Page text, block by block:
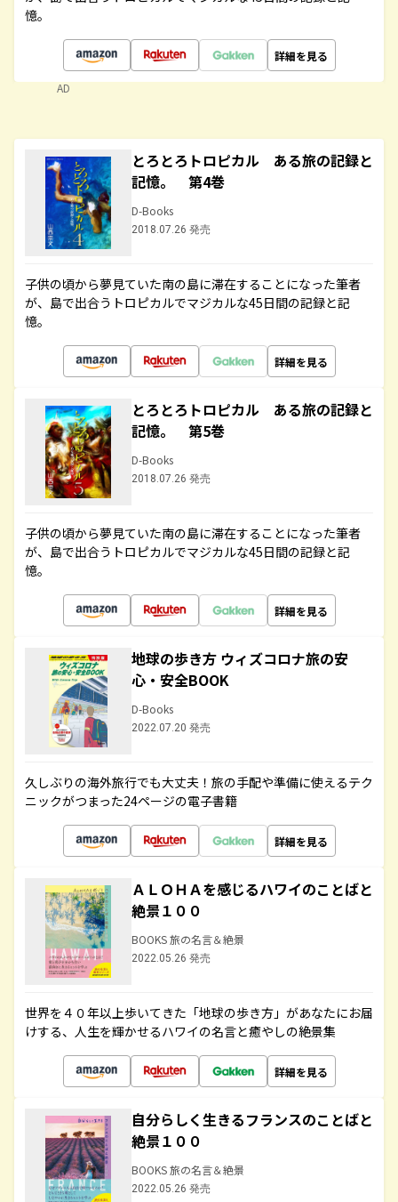
憶。
詳細を見る
AD
とろとろトロピカル ある旅の記録と
記憶。 第4巻
D-Books
2018.07.26 発売
子供の頃から夢見ていた南の島に滞在することになった筆者
が、島で出合うトロピカルでマジカルな45日間の記録と記
憶。
詳細を見る
とろとろトロピカル ある旅の記録と
記憶。 第5巻
D-Books
2018.07.26 発売
子供の頃から夢見ていた南の島に滞在することになった筆者
が、島で出合うトロピカルでマジカルな45日間の記録と記
憶。
詳細を見る
地球の歩き方 ウィズコロナ旅の安
心・安全BOOK
D-Books
2022.07.20 発売
久しぶりの海外旅行でも大丈夫！旅の手配や準備に使えるテク
ニックがつまった24ページの電子書籍
詳細を見る
ＡＬＯＨＡを感じるハワイのことばと
絶景１００
BOOKS 旅の名言＆絶景
2022.05.26 発売
世界を４０年以上歩いてきた「地球の歩き方」があなたにお届
けする、人生を輝かせるハワイの名言と癒やしの絶景集
詳細を見る
自分らしく生きるフランスのことばと
絶景１００
BOOKS 旅の名言＆絶景
2022.05.26 発売